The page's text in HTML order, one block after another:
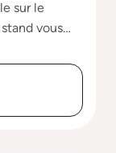
sur le
vous
et
des